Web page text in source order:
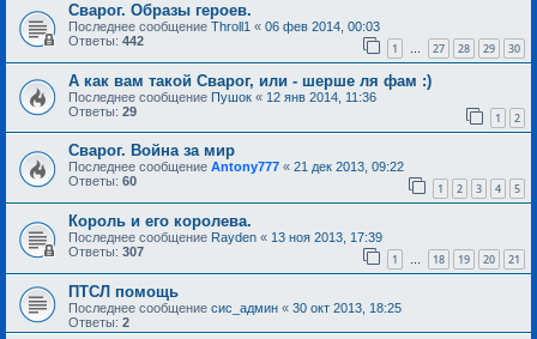
Сварог. Образы героев.
Последнее сообщение Throll1 « 06 фев 2014, 00:03
Ответы: 442 1 … 27 28 29 30
А как вам такой Сварог, или - шерше ля фам :)
Последнее сообщение Пушок « 12 янв 2014, 11:36
Ответы: 29 1 2
Сварог. Война за мир
Последнее сообщение Antony777 « 21 дек 2013, 09:22
Ответы: 60 1 2 3 4 5
Король и его королева.
Последнее сообщение Rayden « 13 ноя 2013, 17:39
Ответы: 307 1 … 18 19 20 21
ПТСЛ помощь
Последнее сообщение сис_админ « 30 окт 2013, 18:25
Ответы: 2